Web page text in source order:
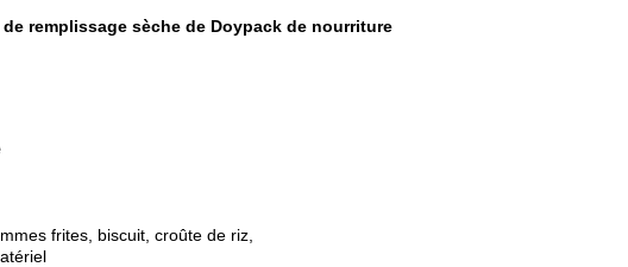
de remplissage sèche de Doypack de nourriture
frites, biscuit, croûte de riz,